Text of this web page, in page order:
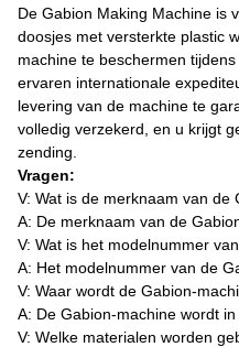
De Gabion Making Machine is
doosjes met versterkte plastic
machine te beschermen
ervaren internationale
levering van de machine te
volledig verzekerd, en u krijgt
zending.
Vragen:
V: Wat is de merknaam van de
A: De merknaam van de
V: Wat is het modelnummer
A: Het modelnummer van de
V: Waar wordt de Gabion-
A: De Gabion-machine wordt in
V: Welke materialen worden